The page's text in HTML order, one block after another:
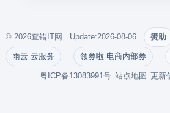
© 2026查错IT网. Update:2026-08-06 赞助
雨云 云服务 领券啦 电商内部券
更新
站点地图
粤ICP备13083991号